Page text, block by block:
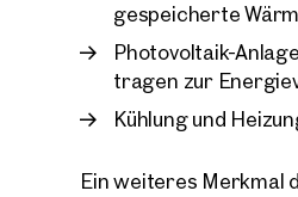
gespeicherte
Photovoltaik-
tragen zur
Kühlung und
Ein weiteres Merkmal